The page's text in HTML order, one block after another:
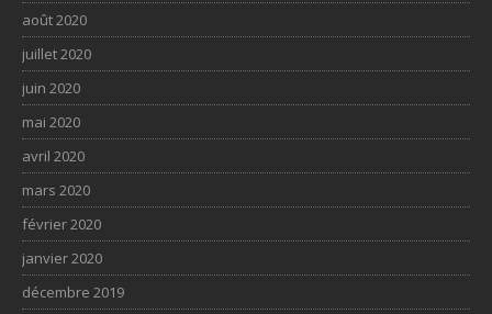
août 2020
juillet 2020
juin 2020
mai 2020
avril 2020
mars 2020
février 2020
janvier 2020
décembre 2019